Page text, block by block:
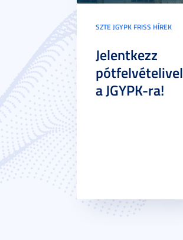
SZTE JGYPK FRISS HÍREK
Jelentkezz
pótfelvételivel
a JGYPK-ra!